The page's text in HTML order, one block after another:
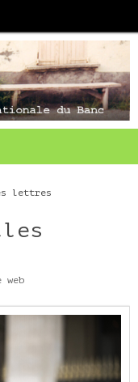
lettres